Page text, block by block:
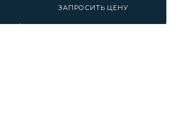
ЗАПРОСИТЬ ЦЕНУ